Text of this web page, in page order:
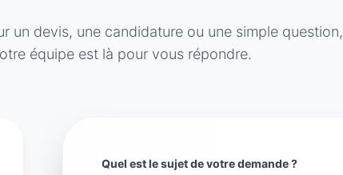
un devis, une candidature ou une simple question,
équipe est là pour vous répondre.
Quel est le sujet de votre demande ?